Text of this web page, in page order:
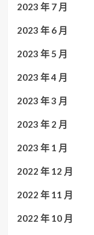
2023 年 7 月
2023 年 6 月
2023 年 5 月
2023 年 4 月
2023 年 3 月
2023 年 2 月
2023 年 1 月
2022 年 12 月
2022 年 11 月
2022 年 10 月